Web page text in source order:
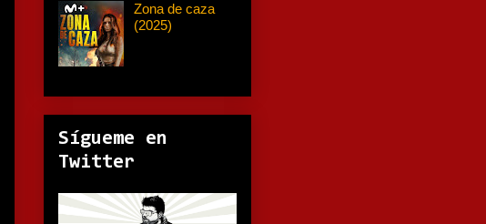
Zona de caza
(2025)
Sígueme en
Twitter